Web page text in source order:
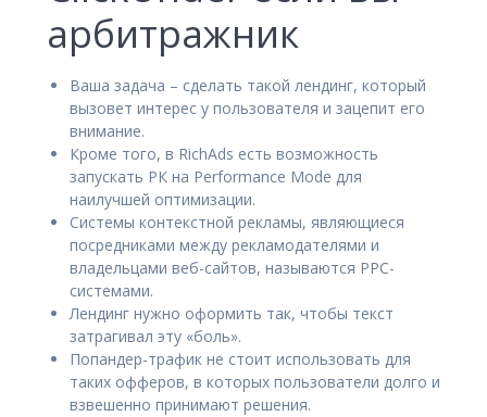
арбитражник
Ваша задача – сделать такой лендинг, который
вызовет интерес у пользователя и зацепит его
внимание.
Кроме того, в RichAds есть возможность
запускать РК на Performance Mode для
наилучшей оптимизации.
Системы контекстной рекламы, являющиеся
посредниками между рекламодателями и
владельцами веб-сайтов, называются PPC-
системами.
Лендинг нужно оформить так, чтобы текст
затрагивал эту «боль».
Попандер-трафик не стоит использовать для
таких офферов, в которых пользователи долго и
взвешенно принимают решения.